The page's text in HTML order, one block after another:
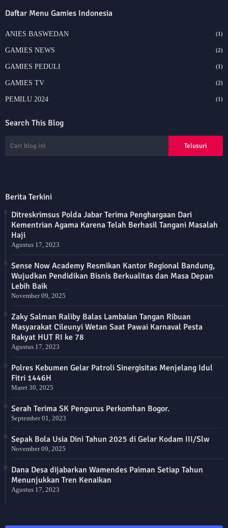
Daftar Menu Gamies Indonesia
ANIES BASWEDAN (1)
GAMIES NEWS (2)
GAMIES PEDULI (1)
GAMIES TV (2)
PEMILU 2024 (1)
Search This Blog
Berita Terkini
Ditreskrimsus Polda Jabar Terima Penghargaan Dari
Kementrian Agama Karena Telah Berhasil Tangani Masalah
Haji
Agustus 17, 2023
Sense Now Academy Resmikan Kantor Regional Bandung,
Wujudkan Pendidikan Bisnis Berkualitas dan Masa Depan
Lebih Baik
November 09, 2025
Zaky Salman Raliby Balas Lambaian Tangan Ribuan
Masyarakat Cileunyi Wetan Saat Pawai Karnaval Pesta
Rakyat HUT RI ke 78
Agustus 17, 2023
Polres Kebumen Gelar Patroli Sinergisitas Menjelang Idul
Fitri 1446H
Maret 30, 2025
Serah Terima SK Pengurus Perkomhan Bogor.
September 01, 2023
Sepak Bola Usia Dini Tahun 2025 di Gelar Kodam III/Slw
November 09, 2025
Dana Desa dijabarkan Wamendes Paiman Setiap Tahun
Menunjukkan Tren Kenaikan
Agustus 17, 2023